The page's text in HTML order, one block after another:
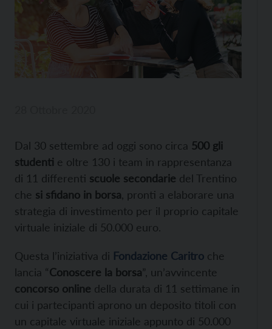
Dal 30 settembre ad oggi sono circa 500 gli
studenti e oltre 130 i team in rappresentanza
di 11 differenti scuole secondarie del Trentino
che si sfidano in borsa , pronti a elaborare una
strategia di investimento per il proprio capitale
virtuale iniziale di 50.000 euro.
Questa l’iniziativa di Fondazione Caritro che
lancia “Conoscere la borsa”, un’avvincente
concorso online della durata di 11 settimane in
cui i partecipanti aprono un deposito titoli con
un capitale virtuale iniziale appunto di 50.000